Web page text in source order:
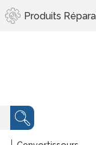
Produits